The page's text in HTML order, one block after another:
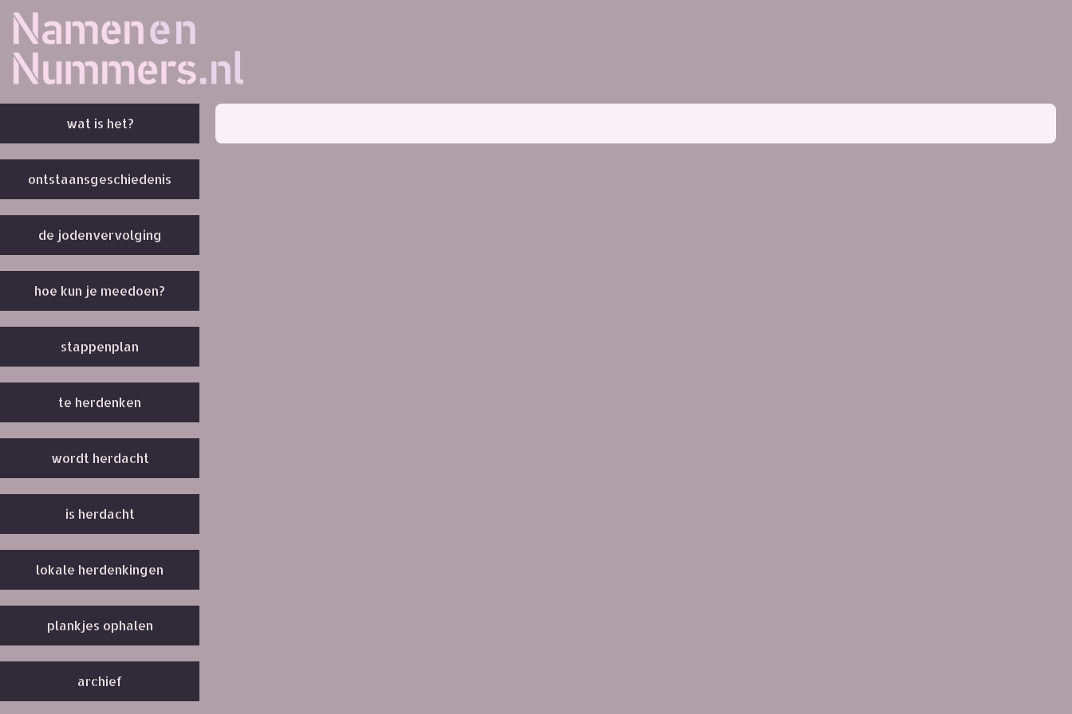
wat is het?
ontstaansgeschiedenis
de jodenvervolging
hoe kun je meedoen?
stappenplan
te herdenken
wordt herdacht
is herdacht
lokale herdenkingen
plankjes ophalen
archief